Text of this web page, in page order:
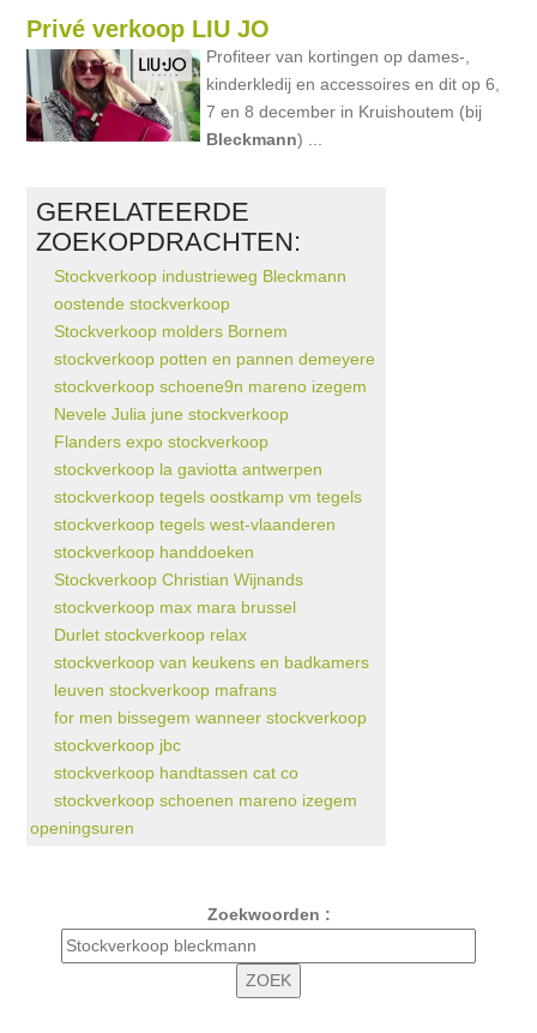
Privé verkoop LIU JO
Profiteer van kortingen op dames-,
kinderkledij en accessoires en dit op 6,
7 en 8 december in Kruishoutem (bij
Bleckmann) ...
GERELATEERDE
ZOEKOPDRACHTEN:
Stockverkoop industrieweg Bleckmann
oostende stockverkoop
Stockverkoop molders Bornem
stockverkoop potten en pannen demeyere
stockverkoop schoene9n mareno izegem
Nevele Julia june stockverkoop
Flanders expo stockverkoop
stockverkoop la gaviotta antwerpen
stockverkoop tegels oostkamp vm tegels
stockverkoop tegels west-vlaanderen
stockverkoop handdoeken
Stockverkoop Christian Wijnands
stockverkoop max mara brussel
Durlet stockverkoop relax
stockverkoop van keukens en badkamers
leuven stockverkoop mafrans
for men bissegem wanneer stockverkoop
stockverkoop jbc
stockverkoop handtassen cat co
stockverkoop schoenen mareno izegem
openingsuren
Zoekwoorden :